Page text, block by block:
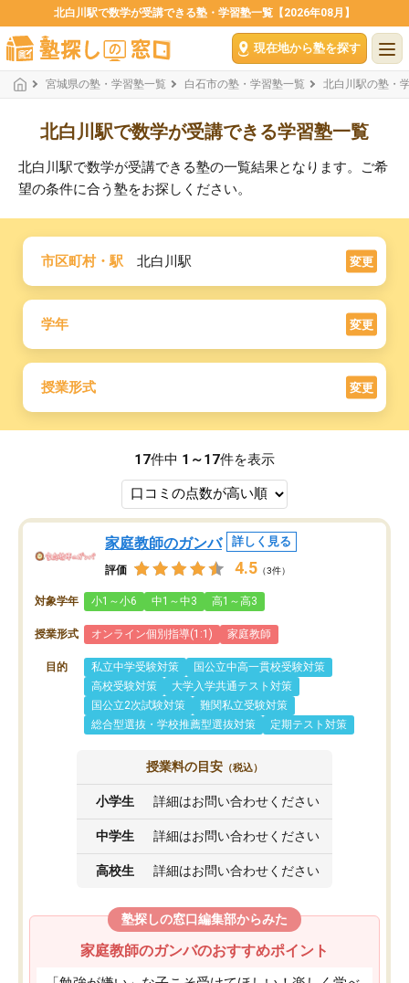
北白川駅で数学が受講できる塾・学習塾一覧【2026年08月】
現在地から塾を探す
宮城県の塾・学習塾一覧 白石市の塾・学習塾一覧 北白川駅の塾・
北白川駅で数学が受講できる学習塾一覧
北白川駅で数学が受講できる塾の一覧結果となります。ご希
望の条件に合う塾をお探しください。
市区町村・駅 北白川駅 変更
学年 変更
授業形式 変更
17件中 1～17件を表示
家庭教師のガンバ 詳しく見る
評価 4.5 （3件）
対象学年 小1～小6 中1～中3 高1～高3
授業形式 オンライン個別指導(1:1) 家庭教師
目的 私立中学受験対策
国公立中高一貫校受験対策
高校受験対策
大学入学共通テスト対策
国公立2次試験対策
難関私立受験対策
総合型選抜・学校推薦型選抜対策
定期テスト対策
授業料の目安 （税込）
小学生 詳細はお問い合わせください
中学生 詳細はお問い合わせください
高校生 詳細はお問い合わせください
塾探しの窓口編集部からみた
家庭教師のガンバのおすすめポイント